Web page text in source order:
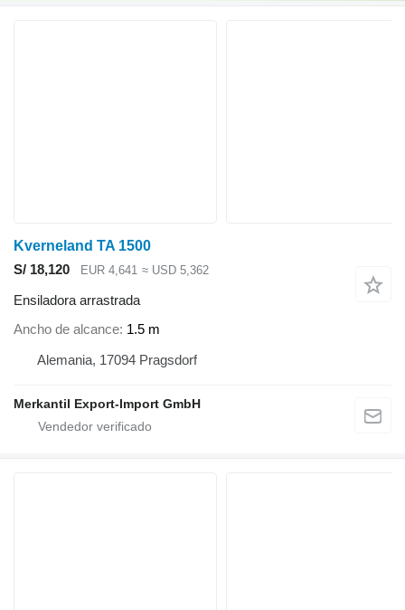
Kverneland TA 1500
S/ 18,120
EUR 4,641 ≈ USD 5,362
Ensiladora arrastrada
Ancho de alcance 1.5 m
Alemania, 17094 Pragsdorf
Merkantil Export-Import GmbH